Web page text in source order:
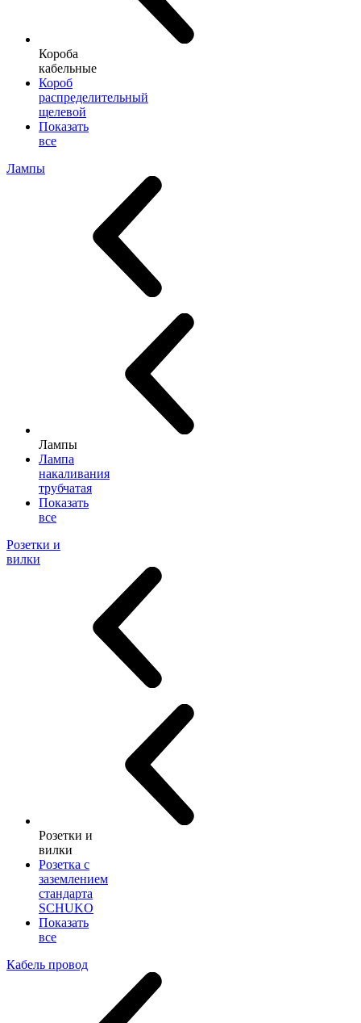
Короба
кабельные
Короб
распределительный
щелевой
Показать
все
Лампы
Лампы
Лампа
накаливания
трубчатая
Показать
все
Розетки и
вилки
Розетки и
вилки
Розетка с
заземлением
стандарта
SCHUKO
Показать
все
Кабель провод